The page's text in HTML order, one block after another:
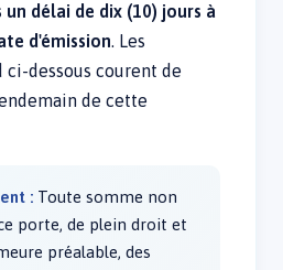
un délai de dix (10) jours à
d'émission. Les
dessous courent de
de cette
: Toute somme non
porte, de plein droit et
préalable, des